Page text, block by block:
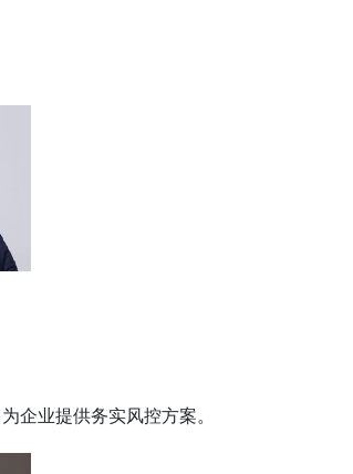
企业提供务实风控方案。